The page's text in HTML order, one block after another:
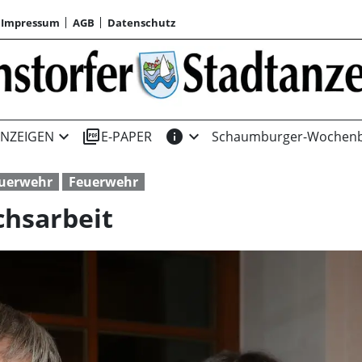
Impressum AGB Datenschutz
expand_more picture_as_pdfE-PAPER info expand_more Schaumburger-
Feuerwehr